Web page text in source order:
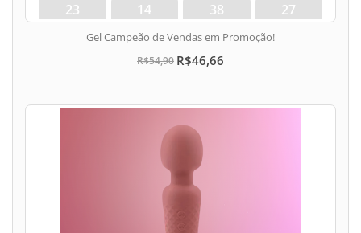
23
dias
14
hora
38
min
26
seg
Gel Campeão de Vendas em Promoção!
R$54,90 R$46,66